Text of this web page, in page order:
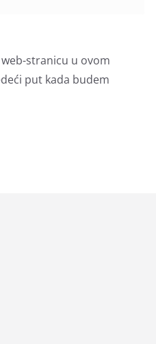
stranicu u ovom
put kada budem